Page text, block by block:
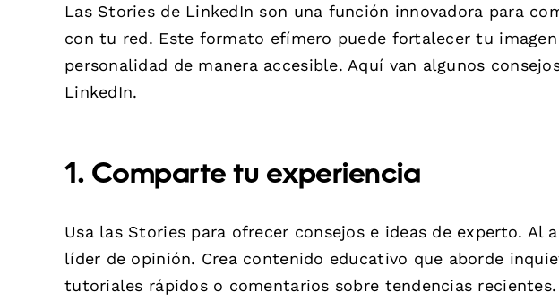
Las Stories de LinkedIn son una función innovadora para
con tu red. Este formato efímero puede fortalecer tu
personalidad de manera accesible. Aquí van algunos
LinkedIn.
1. Comparte tu experiencia
Usa las Stories para ofrecer consejos e ideas de experto. Al
líder de opinión. Crea contenido educativo que aborde
tutoriales rápidos o comentarios sobre tendencias